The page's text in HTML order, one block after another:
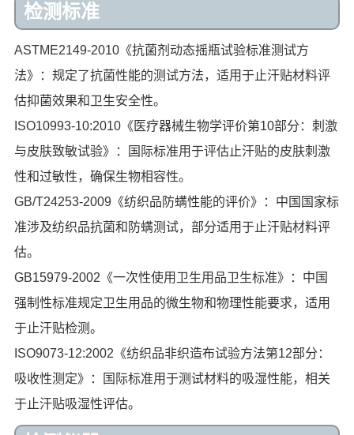
检测标准
ASTME2149-2010《抗菌剂动态摇瓶试验标准测试方
法》：规定了抗菌性能的测试方法，适用于止汗贴材料评
估抑菌效果和卫生安全性。
ISO10993-10:2010《医疗器械生物学评价第10部分：刺激
与皮肤致敏试验》：国际标准用于评估止汗贴的皮肤刺激
性和过敏性，确保生物相容性。
GB/T24253-2009《纺织品防螨性能的评价》：中国国家标
准涉及纺织品抗菌和防螨测试，部分适用于止汗贴材料评
估。
GB15979-2002《一次性使用卫生用品卫生标准》：中国
强制性标准规定卫生用品的微生物和物理性能要求，适用
于止汗贴检测。
ISO9073-12:2002《纺织品非织造布试验方法第12部分：
吸收性测定》：国际标准用于测试材料的吸湿性能，相关
于止汗贴吸湿性评估。